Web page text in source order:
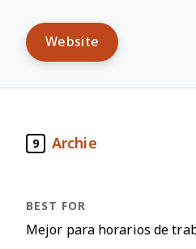
Website
9 Archie
Mejor para horarios de